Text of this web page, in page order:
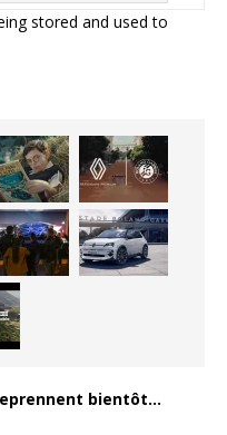
stored and used to
bientôt…